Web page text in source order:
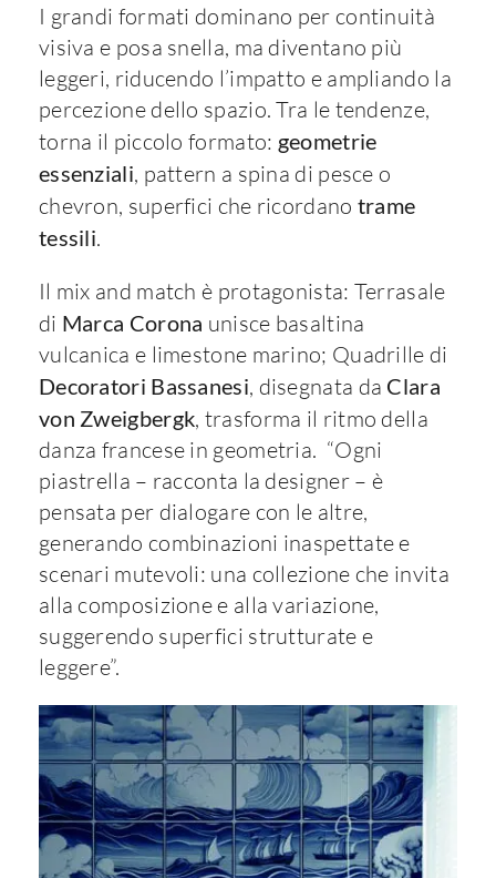
I grandi formati dominano per continuità
visiva e posa snella, ma diventano più
leggeri, riducendo l’impatto e ampliando la
percezione dello spazio. Tra le tendenze,
torna il piccolo formato: geometrie
essenziali, pattern a spina di pesce o
chevron, superfici che ricordano trame
tessili.
Il mix and match è protagonista: Terrasale
di Marca Corona unisce basaltina
vulcanica e limestone marino; Quadrille di
Decoratori Bassanesi, disegnata da Clara
von Zweigbergk, trasforma il ritmo della
danza francese in geometria. “Ogni
piastrella – racconta la designer – è
pensata per dialogare con le altre,
generando combinazioni inaspettate e
scenari mutevoli: una collezione che invita
alla composizione e alla variazione,
suggerendo superfici strutturate e
leggere”.